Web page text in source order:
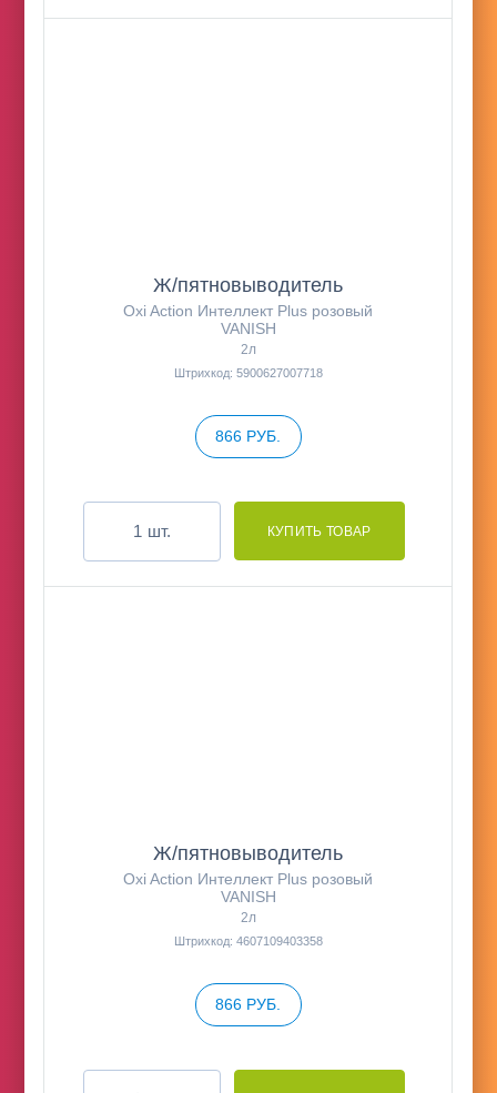
Ж/пятновыводитель
Oxi Action Интеллект Plus розовый
VANISH
2л
Штрихкод: 5900627007718
866 РУБ.
шт.
Ж/пятновыводитель
Oxi Action Интеллект Plus розовый
VANISH
2л
Штрихкод: 4607109403358
866 РУБ.